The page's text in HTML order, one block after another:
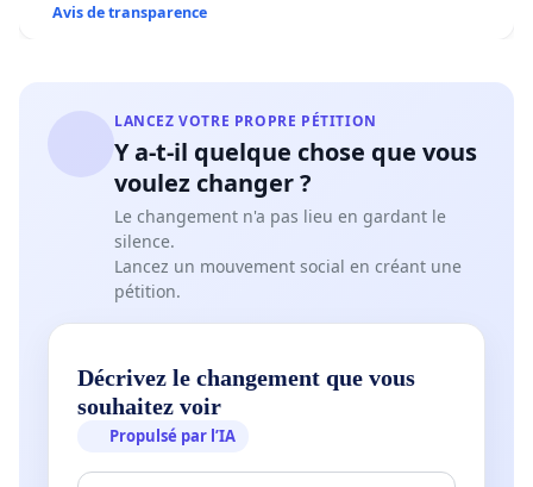
Avis de transparence
LANCEZ VOTRE PROPRE PÉTITION
Y a-t-il quelque chose que vous
voulez changer ?
Le changement n'a pas lieu en gardant le
silence.
Lancez un mouvement social en créant une
pétition.
Décrivez le changement que vous
souhaitez voir
Propulsé par l’IA